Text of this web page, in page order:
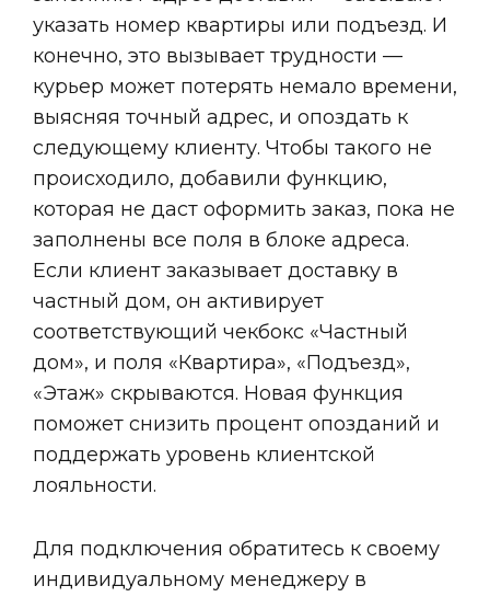
указать номер квартиры или подъезд. И
конечно, это вызывает трудности —
курьер может потерять немало времени,
выясняя точный адрес, и опоздать к
следующему клиенту. Чтобы такого не
происходило, добавили функцию,
которая не даст оформить заказ, пока не
заполнены все поля в блоке адреса.
Если клиент заказывает доставку в
частный дом, он активирует
соответствующий чекбокс «Частный
дом», и поля «Квартира», «Подъезд»,
«Этаж» скрываются. Новая функция
поможет снизить процент опозданий и
поддержать уровень клиентской
лояльности.
Для подключения обратитесь к своему
индивидуальному менеджеру в